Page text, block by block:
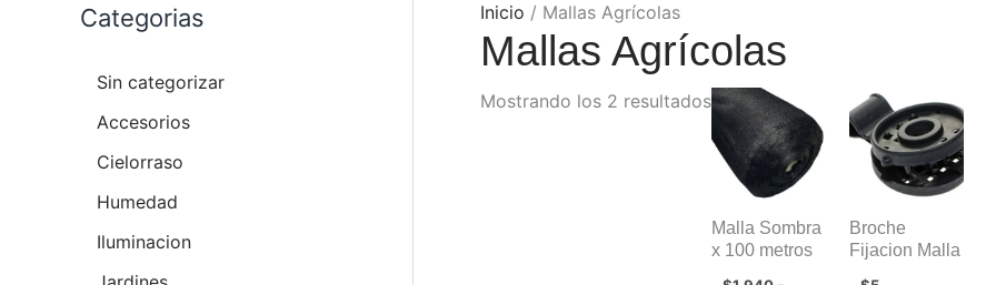
Categorias
Sin categorizar
Accesorios
Cielorraso
Humedad
Iluminacion
Inicio / Mallas Agrícolas
Mallas Agrícolas
Mostrando los 2 resultados
Malla Sombra
x 100 metros
Rango
de
precios:
desde
$1.940
hasta
Broche
Fijacion Malla